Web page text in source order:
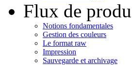
Flux de
Notions fondamentales
Gestion des couleurs
Le format raw
Impression
Sauvegarde et archivage